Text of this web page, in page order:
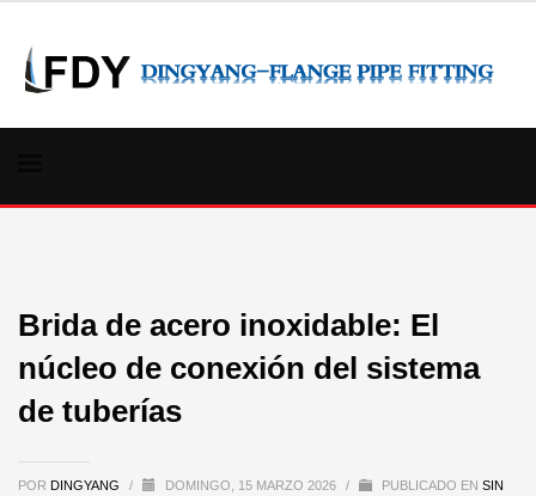
Brida de acero inoxidable: El
núcleo de conexión del sistema
de tuberías
POR DINGYANG / DOMINGO, 15 MARZO 2026 / PUBLICADO EN SIN